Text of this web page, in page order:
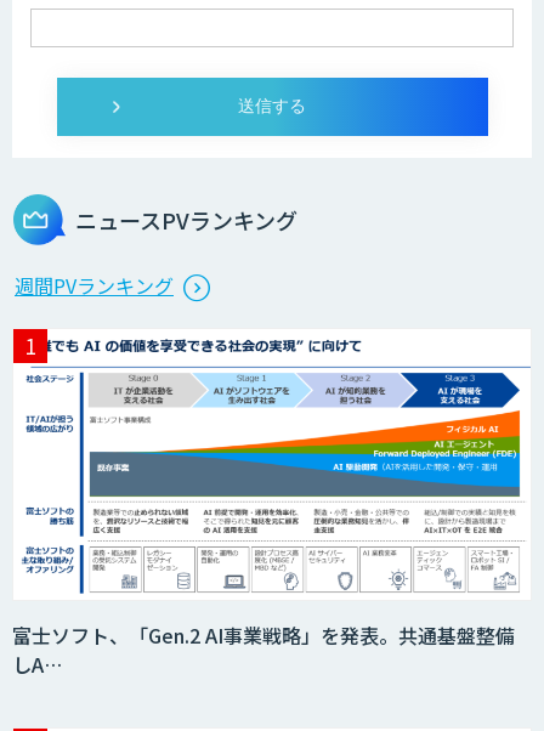
SELFBOT AIエージェント
製造業特化型オーダーメイドAI開発（知
財/FMEA/電気回路/CAD/外観検査）
異常検知AI
需要予測＋業務最適化AIシステム
『KISS』
imprai ezCheck
ニュースPVランキング
週間PVランキング
富士ソフト、「Gen.2 AI事業戦略」を発表。共通基盤整備
しA…